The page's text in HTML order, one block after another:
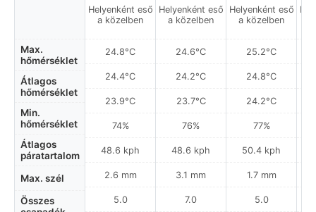
Max.
hőmérséklet
Átlagos
hőmérséklet
Min.
hőmérséklet
Átlagos
páratartalom
Max. szél
Összes
Helyenként eső
a közelben
24.8°C
24.4°C
23.9°C
74%
48.6 kph
2.6 mm
5.0
Helyenként eső
a közelben
24.6°C
24.2°C
23.7°C
76%
48.6 kph
3.1 mm
7.0
Helyenként eső
a közelben
25.2°C
24.8°C
24.2°C
77%
50.4 kph
1.7 mm
5.0